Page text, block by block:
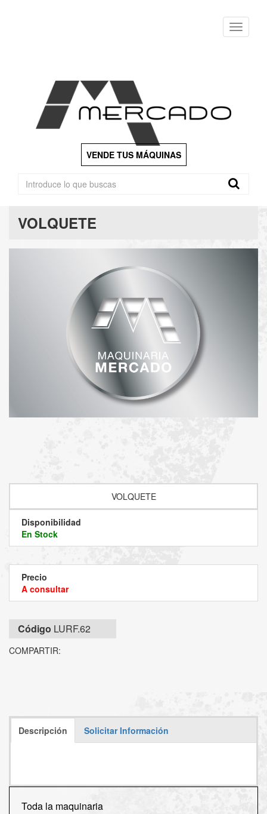
Menu
VENDE TUS MÁQUINAS
VOLQUETE
VOLQUETE
Disponibilidad
En Stock
Precio
A consultar
Código LURF.62
COMPARTIR:
Descripción Solicitar Información
Toda la maquinaria